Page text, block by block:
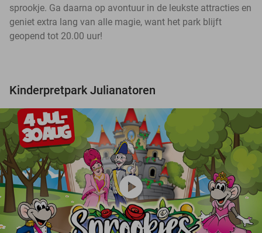
sprookje. Ga daarna op avontuur in de leukste attracties en
geniet extra lang van alle magie, want het park blijft
geopend tot 20.00 uur!
Kinderpretpark Julianatoren
play_circle